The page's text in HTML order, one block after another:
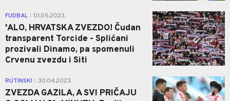
FUDBAL 01.05.2023.
'ALO, HRVATSKA ZVEZDO! Čudan
transparent Torcide - Splićani
prozivali Dinamo, pa spomenuli
Crvenu zvezdu i Siti
0
RUTINSKI 30.04.2023.
ZVEZDA GAZILA, A SVI PRIČAJU
0